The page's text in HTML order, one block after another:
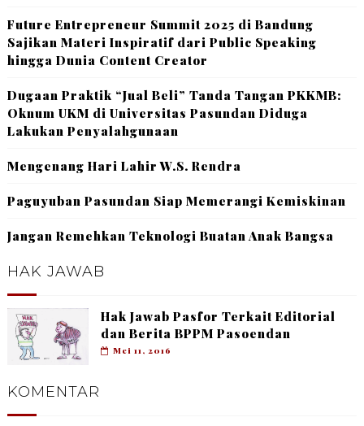
Future Entrepreneur Summit 2025 di Bandung
Sajikan Materi Inspiratif dari Public Speaking
hingga Dunia Content Creator
Dugaan Praktik “Jual Beli” Tanda Tangan PKKMB:
Oknum UKM di Universitas Pasundan Diduga
Lakukan Penyalahgunaan
Mengenang Hari Lahir W.S. Rendra
Paguyuban Pasundan Siap Memerangi Kemiskinan
Jangan Remehkan Teknologi Buatan Anak Bangsa
HAK JAWAB
Hak Jawab Pasfor Terkait Editorial
dan Berita BPPM Pasoendan
Mei 11, 2016
KOMENTAR